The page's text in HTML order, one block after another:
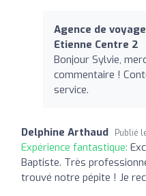
Agence de
Etienne Centre 2
Bonjour Sylvie,
commentaire !
service.
Delphine Arthaud Publié
Expérience fantastique:
Baptiste. Très
trouvé notre pépite ! Je